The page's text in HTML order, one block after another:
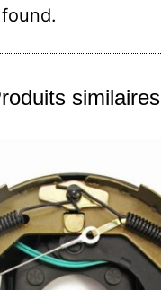
similaires